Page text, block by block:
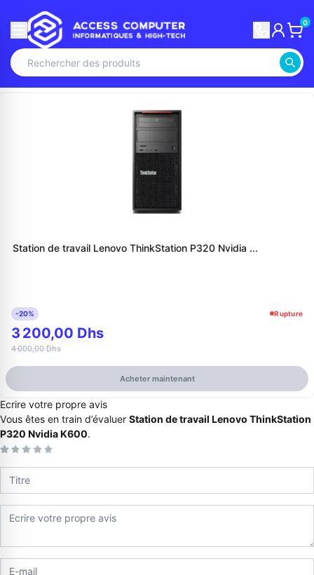
0
Appelez-nous au
06 37 08 07 06
Station de travail Lenovo ThinkStation P320 Nvidia ...
-20% Rupture
3 200,00 Dhs
4 000,00 Dhs
Acheter maintenant
Ecrire votre propre avis
Vous êtes en train d’évaluer Station de travail Lenovo ThinkStation
P320 Nvidia K600.